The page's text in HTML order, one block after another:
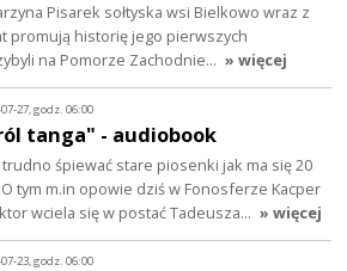
Pisarek sołtyska wsi Bielkowo wraz z
promują historię jego pierwszych
na Pomorze Zachodnie… » więcej
27, godz. 06:00
tanga" - audiobook
trudno śpiewać stare piosenki jak ma się 20
O tym m.in opowie dziś w Fonosferze Kacper
wciela się w postać Tadeusza… » więcej
23, godz. 06:00